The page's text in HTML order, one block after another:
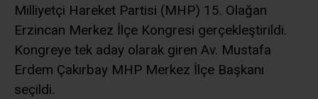
Milliyetçi Hareket Partisi (MHP) 15. Olağan
Erzincan Merkez İlçe Kongresi gerçekleştirildi.
Kongreye tek aday olarak giren Av. Mustafa
Erdem Çakırbay MHP Merkez İlçe Başkanı
seçildi.